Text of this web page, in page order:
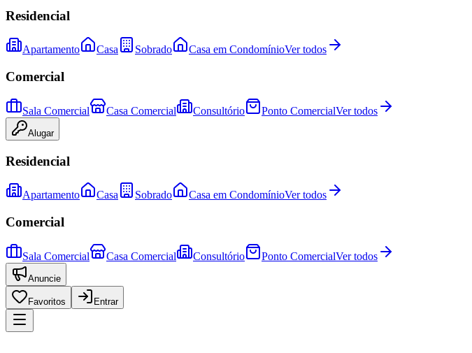
Residencial
Apartamento Casa Sobrado Casa em CondomínioVer todos
Comercial
Sala Comercial Casa Comercial Consultório Ponto ComercialVer todos
Alugar
Residencial
Apartamento Casa Sobrado Casa em CondomínioVer todos
Comercial
Sala Comercial Casa Comercial Consultório Ponto ComercialVer todos
Anuncie
Favoritos Entrar